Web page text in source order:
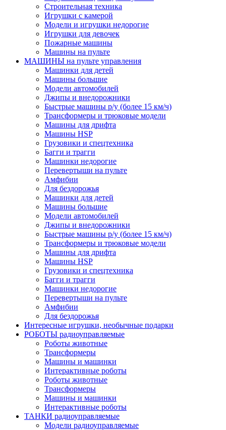
Строительная техника
Игрушки с камерой
Модели и игрушки недорогие
Игрушки для девочек
Пожарные машины
Машины на пульте
МАШИНЫ на пульте управления
Машинки для детей
Машины большие
Модели автомобилей
Джипы и внедорожники
Быстрые машины р/у (более 15 км/ч)
Трансформеры и трюковые модели
Машины для дрифта
Машины HSP
Грузовики и спецтехника
Багги и трагги
Машинки недорогие
Перевертыши на пульте
Амфибии
Для бездорожья
Машинки для детей
Машины большие
Модели автомобилей
Джипы и внедорожники
Быстрые машины р/у (более 15 км/ч)
Трансформеры и трюковые модели
Машины для дрифта
Машины HSP
Грузовики и спецтехника
Багги и трагги
Машинки недорогие
Перевертыши на пульте
Амфибии
Для бездорожья
Интересные игрушки, необычные подарки
РОБОТЫ радиоуправляемые
Роботы животные
Трансформеры
Машины и машинки
Интерактивные роботы
Роботы животные
Трансформеры
Машины и машинки
Интерактивные роботы
ТАНКИ радиоуправляемые
Модели радиоуправляемые